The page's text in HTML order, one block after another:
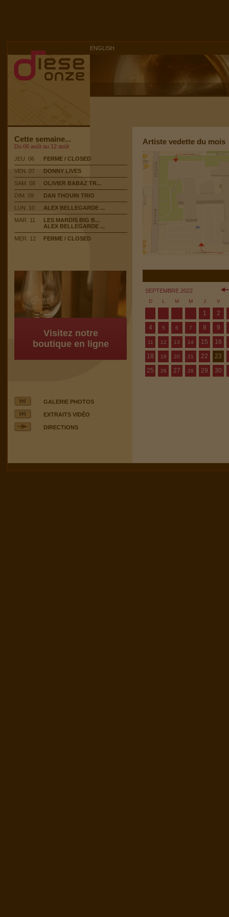
ENGLISH
Cette semaine...
Du 06 août au 12 août
JEU. 06
FERME / CLOSED
VEN. 07
DONNY LIVES
SAM. 08
OLIVIER BABAZ TR...
DIM. 09
DAN THOUIN TRIO
LUN. 10
ALEX BELLEGARDE ...
MAR. 11
LES MARDIS BIG B...
ALEX BELLEGARDE ...
MER. 12
FERME / CLOSED
Visitez notre
boutique en ligne
GALERIE PHOTOS
EXTRAITS VIDÉO
DIRECTIONS
Artiste vedette du mois
SEPTEMBRE 2022
D L M M J V
1
2
4
5 6 7 8 9
11 12 13 14 15 16
18
19 20 21 22 23
25
26 27 28 29 30